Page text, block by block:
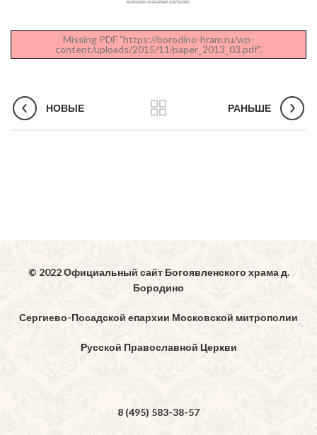
Missing PDF "https://borodino-hram.ru/wp-
content/uploads/2015/11/paper_2013_03.pdf".
НОВЫЕ РАНЬШЕ
© 2022 Официальный сайт Богоявленского храма д.
Бородино
Сергиево-Посадской епархии Московской митрополии
Русской Православной Церкви
8 (495) 583-38-57